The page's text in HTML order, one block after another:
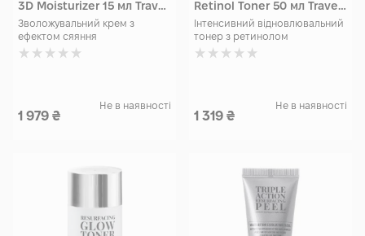
3D Moisturizer 15 мл Travel
size
Зволожувальний крем з
ефектом сяяння
1 979 ₴
Не в наявності
Retinol Toner 50 мл Travel
size
Інтенсивний відновлювальний
тонер з ретинолом
1 319 ₴
Не в наявності